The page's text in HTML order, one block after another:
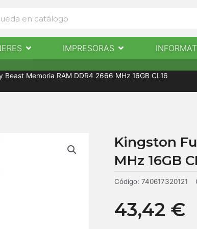
INFORMÁTICA NOTICIAS
Abrir EscaneresIMPRESORAS Abrir Impresoras
Beast Memoria RAM DDR4 2666 MHz 16GB CL16
Kingston
MHz 16GB
Código: 740617320121
43,42 €